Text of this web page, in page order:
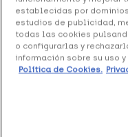
SATO Compacto es
sustancias específicas
grasas y con impurezas.
establecidas por
estudios de publicidad,
todas las cookies
o configurarlas y
información sobre su uso
Política de Cookies.